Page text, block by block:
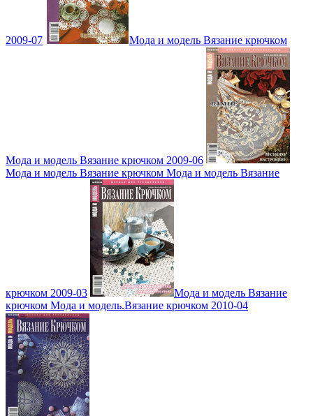
2009-07 Мода и модель Вязание крючком
Мода и модель Вязание крючком 2009-06
Мода и модель Вязание крючком Мода и модель Вязание
крючком 2009-03
Мода и модель Вязание
крючком Мода и модель.Вязание крючком 2010-04